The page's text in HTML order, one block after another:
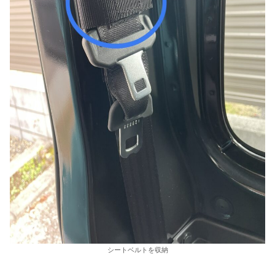
シートベルトを収納